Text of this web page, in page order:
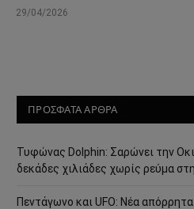
29/04/2026
ΠΡΟΣΦΑΤΑ ΑΡΘΡΑ
Τυφώνας Dolphin: Σαρώνει την
δεκάδες χιλιάδες χωρίς ρεύμα
Πεντάγωνο και UFO: Νέα απόρρητα